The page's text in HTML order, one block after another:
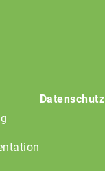
Datenschutz